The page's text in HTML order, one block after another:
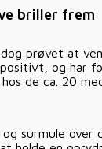
briller frem
dog prøvet at
og har
de ca. 20
surmule over